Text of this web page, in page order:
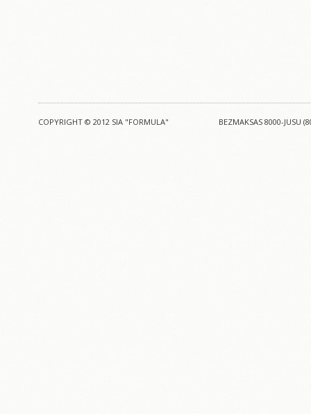
COPYRIGHT © 2012 SIA "FORMULA" BEZMAKSAS 8000-JUSU